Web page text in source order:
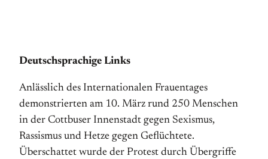
Deutschsprachige Links
Anlässlich des Internationalen Frauentages
demonstrierten am 10. März rund 250 Menschen
in der Cottbuser Innenstadt gegen Sexismus,
Rassismus und Hetze gegen Geflüchtete.
Überschattet wurde der Protest durch Übergriffe